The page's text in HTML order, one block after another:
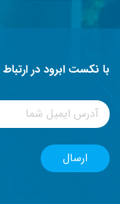
با نکست ابرود در ارتباط